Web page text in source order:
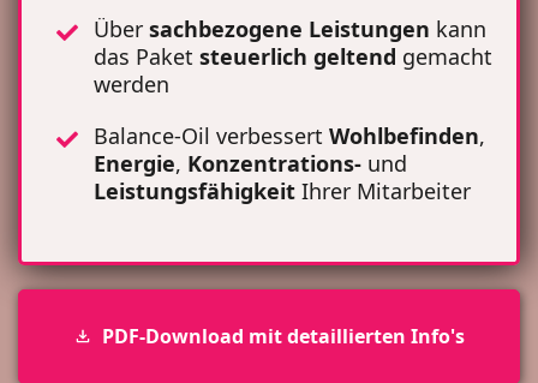
Über sachbezogene Leistungen kann
das Paket steuerlich geltend gemacht
werden
Balance-Oil verbessert Wohlbefinden,
Energie, Konzentrations- und
Leistungsfähigkeit Ihrer Mitarbeiter
PDF-Download mit detaillierten Info's